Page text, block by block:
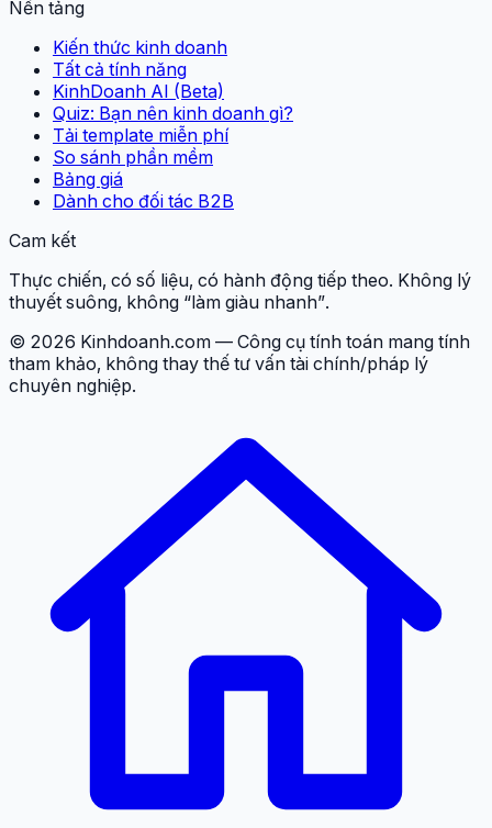
Nền tảng
Kiến thức kinh doanh
Tất cả tính năng
KinhDoanh AI (Beta)
Quiz: Bạn nên kinh doanh gì?
Tải template miễn phí
So sánh phần mềm
Bảng giá
Dành cho đối tác B2B
Cam kết
Thực chiến, có số liệu, có hành động tiếp theo. Không lý
thuyết suông, không “làm giàu nhanh”.
© 2026 Kinhdoanh.com — Công cụ tính toán mang tính
tham khảo, không thay thế tư vấn tài chính/pháp lý
chuyên nghiệp.